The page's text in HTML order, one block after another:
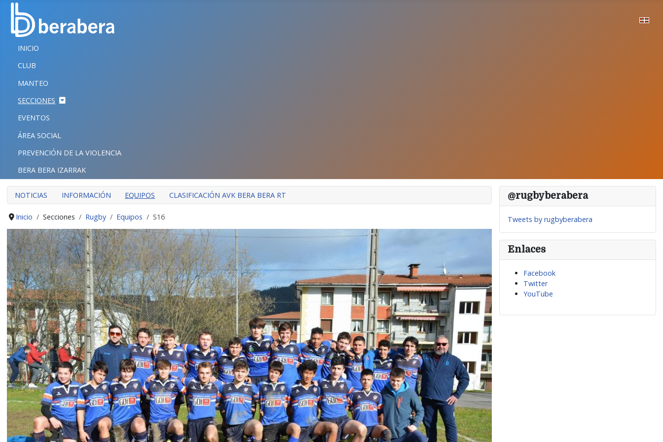
CERRAR
INICIO
CLUB
MANTEO
SECCIONES
EVENTOS
ÁREA SOCIAL
PREVENCIÓN DE LA VIOLENCIA
BERA BERA IZARRAK
INICIO
CLUB
MANTEO
SECCIONES
EVENTOS
ÁREA SOCIAL
PREVENCIÓN DE LA VIOLENCIA
BERA BERA IZARRAK
NOTICIAS INFORMACIÓN EQUIPOS CLASIFICACIÓN AVK BERA BERA RT
Inicio Secciones Rugby Equipos S16
@rugbyberabera
Tweets by rugbyberabera
Enlaces
Facebook
Twitter
YouTube